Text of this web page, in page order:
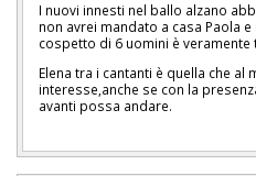
I nuovi innesti nel ballo alzano
non avrei mandato a casa Paola
cospetto di 6 uomini è
Elena tra i cantanti è quella che al
interesse,anche se con la
avanti possa andare.